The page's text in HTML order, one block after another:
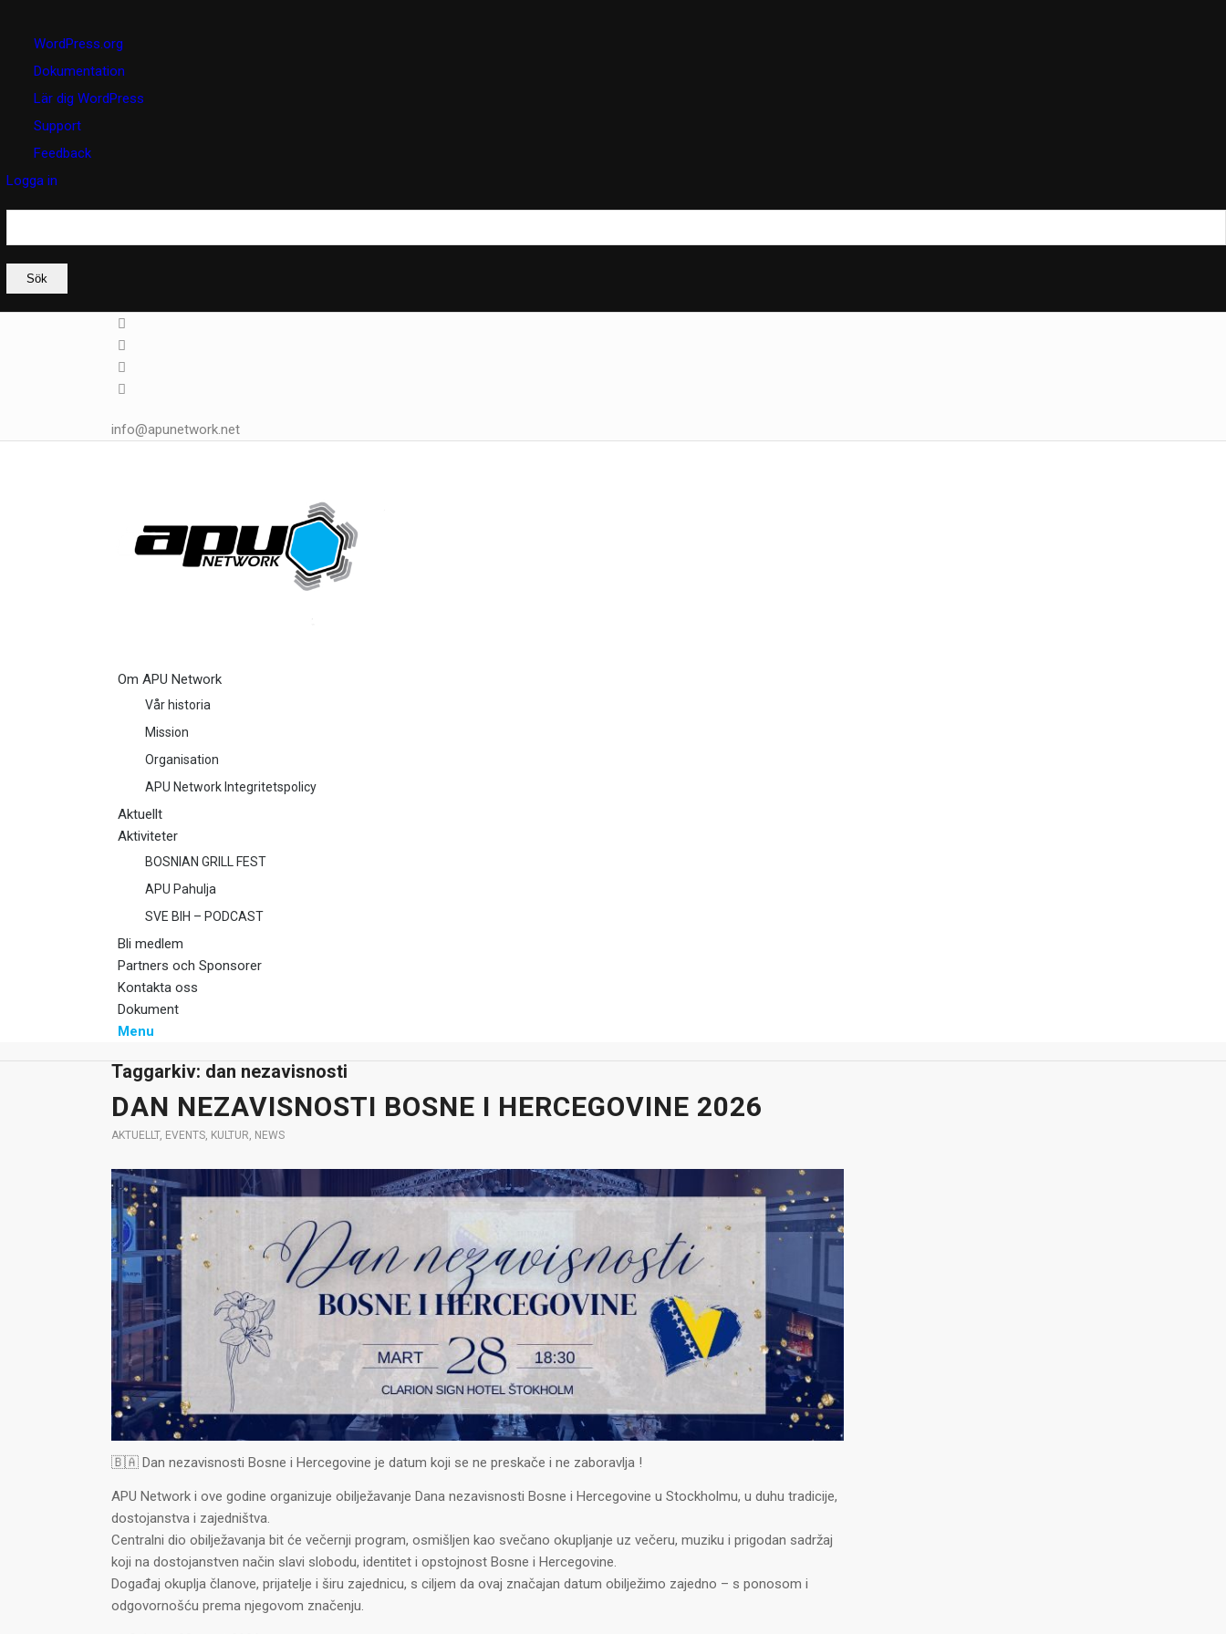
WordPress
WordPress.org
Dokumentation
Lär dig WordPress
Support
Feedback
Logga in
Sök
info@apunetwork.net
Om APU Network
Vår historia
Mission
Organisation
APU Network Integritetspolicy
Aktuellt
Aktiviteter
BOSNIAN GRILL FEST
APU Pahulja
SVE BIH – PODCAST
Bli medlem
Partners och Sponsorer
Kontakta oss
Dokument
Menu
Taggarkiv: dan nezavisnosti
DAN NEZAVISNOSTI BOSNE I HERCEGOVINE 2026
AKTUELLT, EVENTS, KULTUR, NEWS
🇧🇦 Dan nezavisnosti Bosne i Hercegovine je datum koji se ne preskače i ne zaboravlja !
APU Network i ove godine organizuje obilježavanje Dana nezavisnosti Bosne i Hercegovine u Stockholmu, u duhu tradicije,
dostojanstva i zajedništva.
Centralni dio obilježavanja bit će večernji program, osmišljen kao svečano okupljanje uz večeru, muziku i prigodan sadržaj
koji na dostojanstven način slavi slobodu, identitet i opstojnost Bosne i Hercegovine.
Događaj okuplja članove, prijatelje i širu zajednicu, s ciljem da ovaj značajan datum obilježimo zajedno – s ponosom i
odgovornošću prema njegovom značenju.